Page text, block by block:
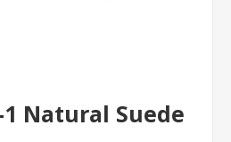
1 Natural Suede